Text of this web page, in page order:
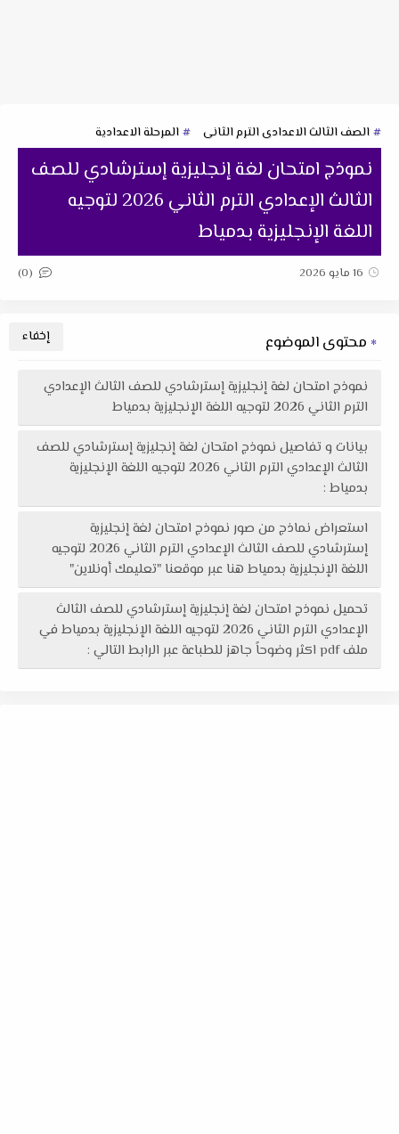
الصف الثالث الاعدادى الترم الثانى المرحلة الاعدادية
نموذج امتحان لغة إنجليزية إسترشادي للصف
الثالث الإعدادي الترم الثاني 2026 لتوجيه
اللغة الإنجليزية بدمياط
16 مايو 2026 (0)
محتوى الموضوع
نموذج امتحان لغة إنجليزية إسترشادي للصف الثالث الإعدادي
الترم الثاني 2026 لتوجيه اللغة الإنجليزية بدمياط
بيانات و تفاصيل نموذج امتحان لغة إنجليزية إسترشادي للصف
الثالث الإعدادي الترم الثاني 2026 لتوجيه اللغة الإنجليزية
بدمياط :
استعراض نماذج من صور نموذج امتحان لغة إنجليزية
إسترشادي للصف الثالث الإعدادي الترم الثاني 2026 لتوجيه
اللغة الإنجليزية بدمياط هنا عبر موقعنا "تعليمك أونلاين"
تحميل نموذج امتحان لغة إنجليزية إسترشادي للصف الثالث
الإعدادي الترم الثاني 2026 لتوجيه اللغة الإنجليزية بدمياط في
ملف pdf اكثر وضوحاً جاهز للطباعة عبر الرابط التالي :